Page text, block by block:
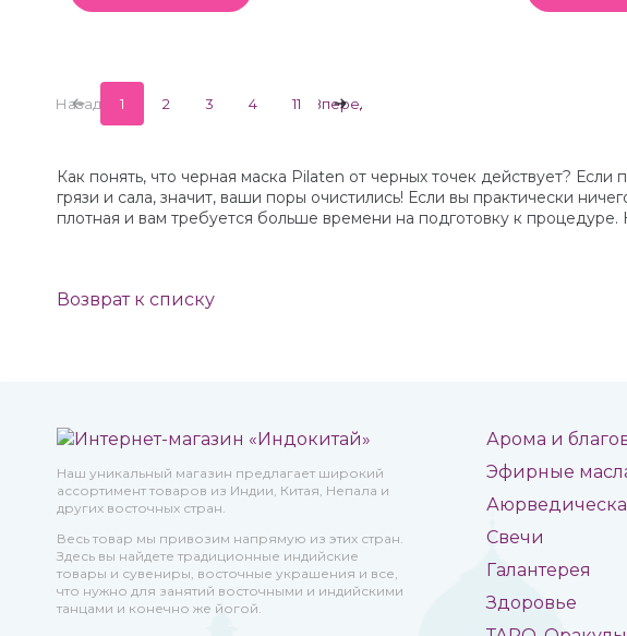
Назад 1 2 3 4 11 Вперед
Как понять, что черная маска Pilaten от черных точек действует?
грязи и сала, значит, ваши поры очистились! Если вы практически
плотная и вам требуется больше времени на подготовку к
Возврат к списку
Наш уникальный магазин предлагает широкий
ассортимент товаров из Индии, Китая, Непала и
других восточных стран.
Весь товар мы привозим напрямую из этих стран.
Здесь вы найдете традиционные индийские
товары и сувениры, восточные украшения и все,
что нужно для занятий восточными и индийскими
танцами и конечно же йогой.
Арома и
Эфирные
Свечи
Галантерея
Здоровье